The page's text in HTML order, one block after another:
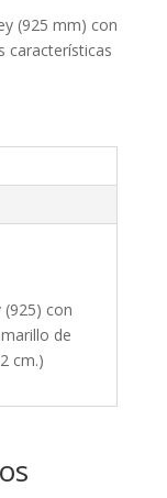
(925 mm) con
características
(925) con
de
cm.)